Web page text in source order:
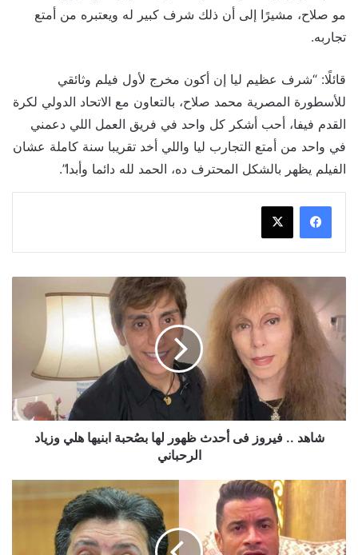
مو صلاح، مشيرًا إلى أن ذلك شرف كبير له ويعتبره من أمتع
تجاربه.
قائلًا: “شرف عظيم ليا إن أكون مخرج لأول فيلم وثائقي
للأسطورة المصرية محمد صلاح، بالتعاون مع الاتحاد الدولي لكرة
القدم فيفا، أحب أشكر كل واحد في فريق العمل اللي دعمني
في واحد من أمتع التجارب ليا واللي أخد تقريبا سنة كاملة عشان
الفيلم يظهر بالشكل المحترف ده، الحمد لله دائما وأبدا”.
فيروز
فى
أحدث
لها
بصُحبة
ابنيها
شاهد .. فيروز فى أحدث ظهور لها بصُحبة ابنيها هلي وزياد
الرحباني
ترفع